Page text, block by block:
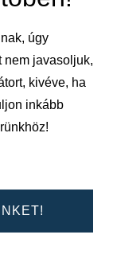
úgy
nem javasoljuk,
kivéve, ha
inkább